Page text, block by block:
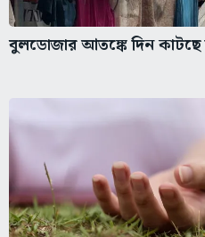
বুলডোজার আতঙ্কে দিন কাটছে